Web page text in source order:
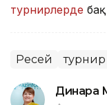
турнирлерде
Ресей турнир
Динара